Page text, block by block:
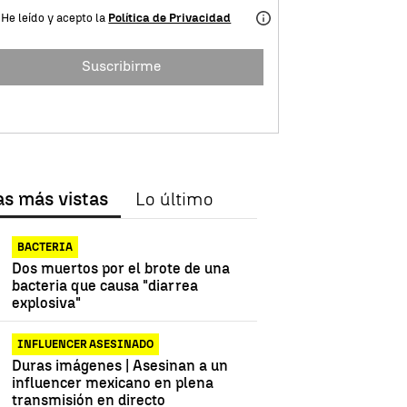
He leído y acepto la Política de Privacidad
Suscribirme
más vistas Lo último
BACTERIA
Dos muertos por el brote de una
bacteria que causa "diarrea
explosiva"
INFLUENCER ASESINADO
Duras imágenes | Asesinan a un
influencer mexicano en plena
transmisión en directo